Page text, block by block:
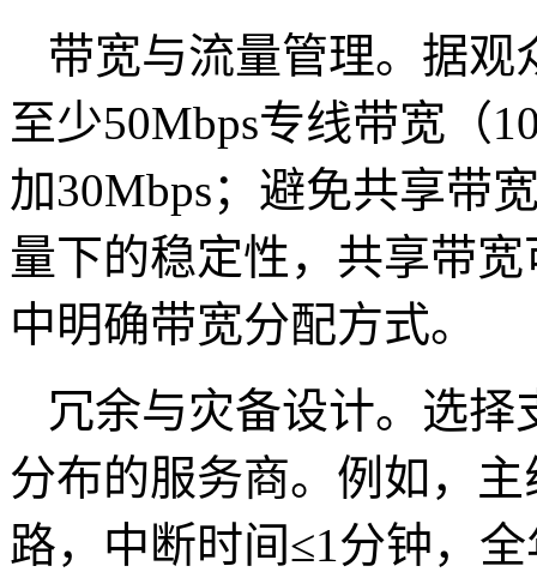
带宽与流量管理。据观
至少50Mbps专线带宽（
加30Mbps；避免共享带
量下的稳定性，共享带
中明确带宽分配方式。
冗余与灾备设计。选
分布的服务商。例如，
路，中断时间≤1分钟，